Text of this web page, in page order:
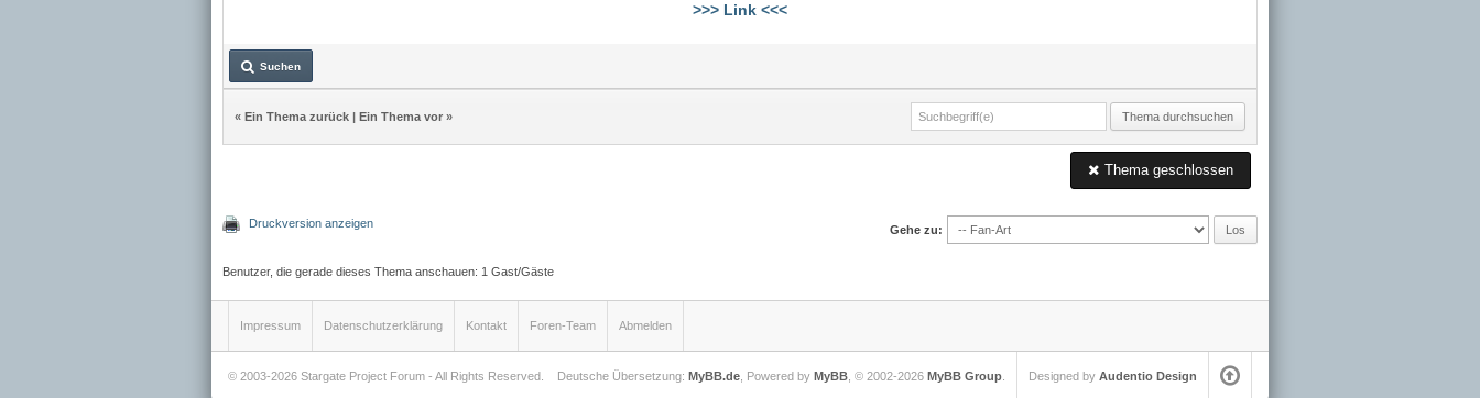
>>> Link <<<
Suchen
« Ein Thema zurück | Ein Thema vor »
Thema geschlossen
Druckversion anzeigen Gehe zu:
Benutzer, die gerade dieses Thema anschauen: 1 Gast/Gäste
Impressum Datenschutzerklärung Kontakt Foren-Team Abmelden
© 2003-2026 Stargate Project Forum - All Rights Reserved. Designed by Audentio Design
Deutsche Übersetzung: MyBB.de , Powered by MyBB , © 2002-2026 MyBB Group